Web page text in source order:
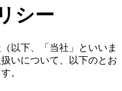
シー
以下、「当社」といいま
いについて、以下のとお
。